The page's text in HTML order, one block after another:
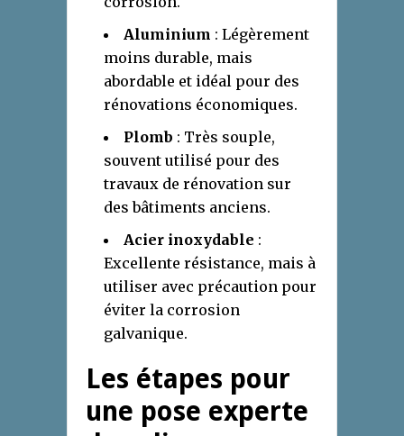
Aluminium : Légèrement
moins durable, mais
abordable et idéal pour des
rénovations économiques.
Plomb : Très souple,
souvent utilisé pour des
travaux de rénovation sur
des bâtiments anciens.
Acier inoxydable :
Excellente résistance, mais à
utiliser avec précaution pour
éviter la corrosion
galvanique.
Les étapes pour
une pose experte